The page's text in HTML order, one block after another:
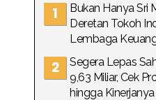
Bukan Hanya Sri
Deretan Tokoh
Lembaga
Segera Lepas
9,63 Miliar, Cek
hingga Kinerjanya